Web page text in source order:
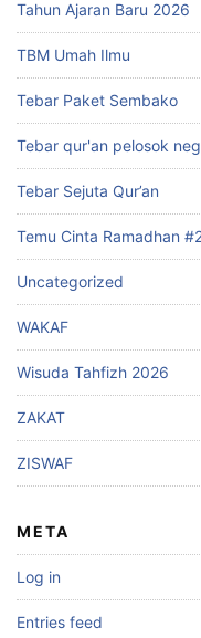
Tahun Ajaran Baru 2026
TBM Umah Ilmu
Tebar Paket Sembako
Tebar qur'an pelosok
Tebar Sejuta Qur’an
Temu Cinta Ramadhan
Uncategorized
WAKAF
Wisuda Tahfizh 2026
ZAKAT
ZISWAF
META
Log in
Entries feed